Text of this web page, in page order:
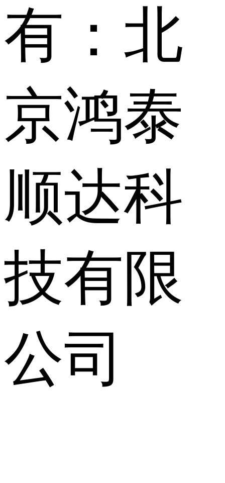
有：北
京鸿泰
顺达科
技有限
公司